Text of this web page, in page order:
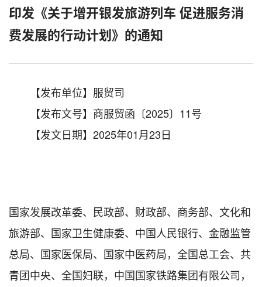
印发《关于增开银发旅游列车 促进服务消
费发展的行动计划》的通知
【发布单位】服贸司
【发布文号】商服贸函〔2025〕11号
【发文日期】2025年01月23日
国家发展改革委、民政部、财政部、商务部、文化和
旅游部、国家卫生健康委、中国人民银行、金融监管
总局、国家医保局、国家中医药局，全国总工会、共
青团中央、全国妇联，中国国家铁路集团有限公司，